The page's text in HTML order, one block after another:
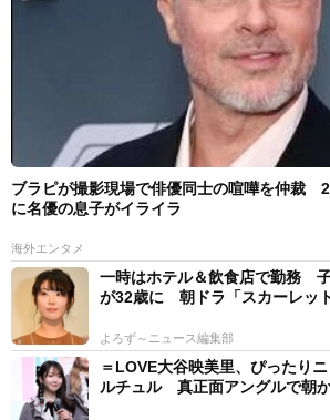
ブラピが撮影現場で俳優同士の喧嘩を仲裁
に名優の息子がイライラ
海外エンタメ
一時はホテル＆飲食店で勤務
が32歳に 朝ドラ「スカーレッ
よろず～ニュース編集部
＝LOVE大谷映美里、ぴったり
ルチュル 真正面アングルで朝